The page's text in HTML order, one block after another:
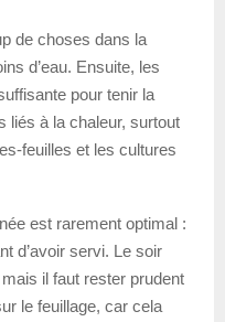
de choses dans la
d’eau. Ensuite, les
pour tenir la
liés à la chaleur, surtout
feuilles et les cultures
est rarement optimal :
d’avoir servi. Le soir
il faut rester prudent
le feuillage, car cela